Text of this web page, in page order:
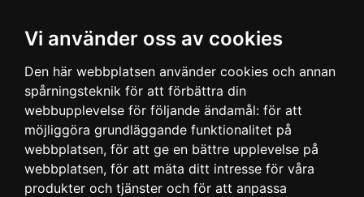
Vi använder oss av cookies
Den här webbplatsen använder cookies och annan
spårningsteknik för att förbättra din
webbupplevelse för följande ändamål: för att
möjliggöra grundläggande funktionalitet på
webbplatsen, för att ge en bättre upplevelse på
webbplatsen, för att mäta ditt intresse för våra
produkter och tjänster och för att anpassa